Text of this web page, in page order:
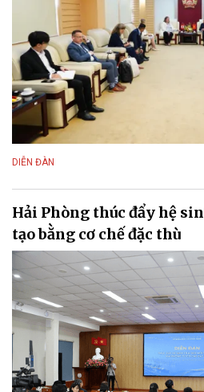
DIỄN ĐÀN
Hải Phòng thúc đẩy hệ
tạo bằng cơ chế đặc thù